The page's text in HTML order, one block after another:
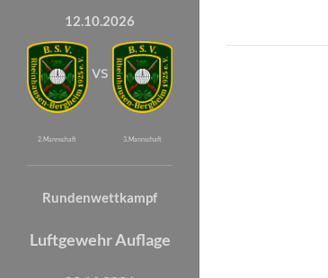
12.10.2026
2. Mannschaft
vs
3. Mannschaft
Rundenwettkampf
Luftgewehr Auflage